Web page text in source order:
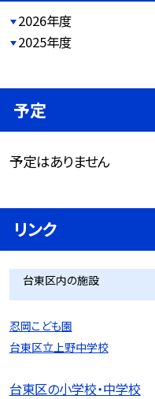
2026年度
2025年度
予定
予定はありません
リンク
台東区内の施設
忍岡こども園
台東区立上野中学校
台東区の小学校・中学校